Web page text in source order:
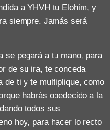
a YHVH tu Elohim, y
siempre. Jamás será
se pegará a tu mano, para
de su ira, te conceda
de ti y te multiplique, como
habrás obedecido a la
todos sus
hoy, para hacer lo recto